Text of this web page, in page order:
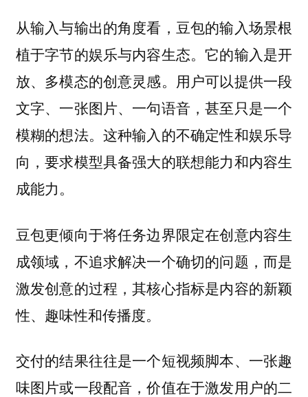
从输入与输出的角度看，豆包的输入场景根
植于字节的娱乐与内容生态。它的输入是开
放、多模态的创意灵感。用户可以提供一段
文字、一张图片、一句语音，甚至只是一个
模糊的想法。这种输入的不确定性和娱乐导
向，要求模型具备强大的联想能力和内容生
成能力。
豆包更倾向于将任务边界限定在创意内容生
成领域，不追求解决一个确切的问题，而是
激发创意的过程，其核心指标是内容的新颖
性、趣味性和传播度。
交付的结果往往是一个短视频脚本、一张趣
味图片或一段配音，价值在于激发用户的二